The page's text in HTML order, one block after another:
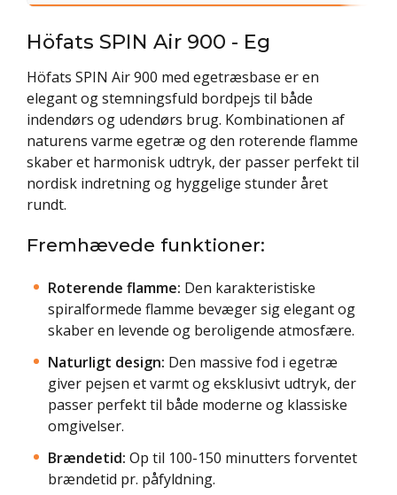
Höfats SPIN Air 900 - Eg
Höfats SPIN Air 900 med egetræsbase er en
elegant og stemningsfuld bordpejs til både
indendørs og udendørs brug. Kombinationen af
naturens varme egetræ og den roterende flamme
skaber et harmonisk udtryk, der passer perfekt til
nordisk indretning og hyggelige stunder året
rundt.
Fremhævede funktioner:
Roterende flamme: Den karakteristiske
spiralformede flamme bevæger sig elegant og
skaber en levende og beroligende atmosfære.
Naturligt design: Den massive fod i egetræ
giver pejsen et varmt og eksklusivt udtryk, der
passer perfekt til både moderne og klassiske
omgivelser.
Brændetid: Op til 100-150 minutters forventet
brændetid pr. påfyldning.